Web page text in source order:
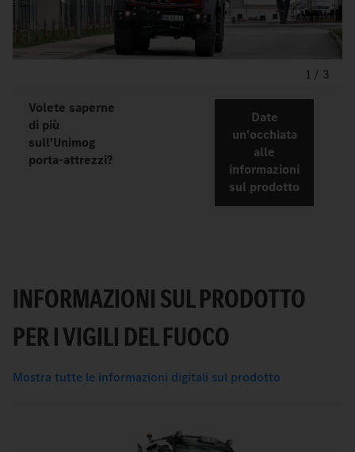
1 / 3
Volete saperne
di più
sull'Unimog
porta-attrezzi?
Date
un'occhiata
alle
informazioni
sul prodotto
INFORMAZIONI SUL PRODOTTO
PER I VIGILI DEL FUOCO
Mostra tutte le informazioni digitali sul prodotto